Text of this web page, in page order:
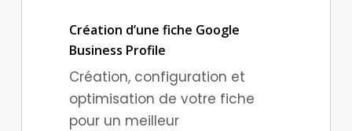
Création d’une fiche Google
Business Profile
Création, configuration et
optimisation de votre fiche
pour un meilleur